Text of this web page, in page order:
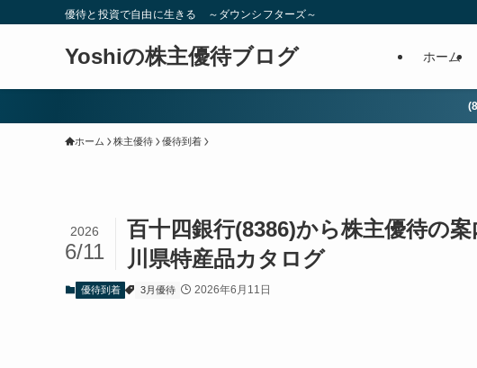
優待と投資で自由に生きる ～ダウンシフターズ～
Yoshiの株主優待ブログ ホーム
ホーム 株主優待 優待到着
百十四銀行(8386)から株主優待の
川県特産品カタログ
2026
6/11
優待到着 3月優待 2026年6月11日